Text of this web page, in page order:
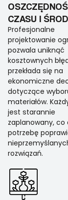
CZASU I
Profesjonalne
projektowanie
pozwala uniknąć
kosztownych
przekłada się na
ekonomiczne
dotyczące
materiałów.
jest starannie
zaplanowany, co
potrzebę
rozwiązań.